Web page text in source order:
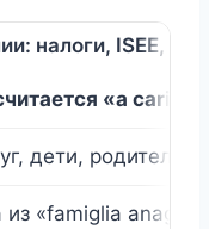
налоги, ISEE,
«a carico»
дети, родители
из «famiglia